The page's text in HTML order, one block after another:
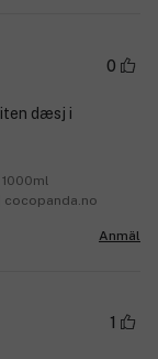
0
dæsj i
cocopanda.no
Anmäl
1